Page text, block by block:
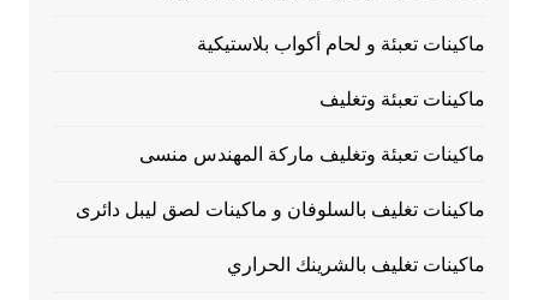
ماكينات تعبئة و لحام أكواب بلاستيكية
ماكينات تعبئة وتغليف
ماكينات تعبئة وتغليف ماركة المهندس منسى
ماكينات تغليف بالسلوفان و ماكينات لصق ليبل دائرى
ماكينات تغليف بالشرينك الحراري